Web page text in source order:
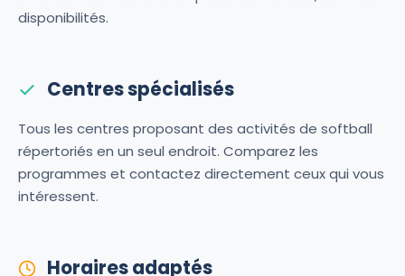
disponibilités.
Centres spécialisés
Tous les centres proposant des activités de softball
répertoriés en un seul endroit. Comparez les
programmes et contactez directement ceux qui vous
intéressent.
Horaires adaptés